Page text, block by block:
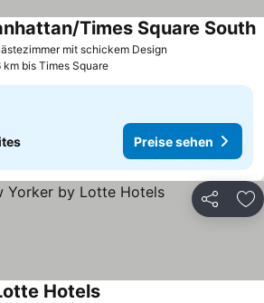
mit schickem Design
Times Square South
km bis Times Square
Preise sehen
Teilen
Hotels